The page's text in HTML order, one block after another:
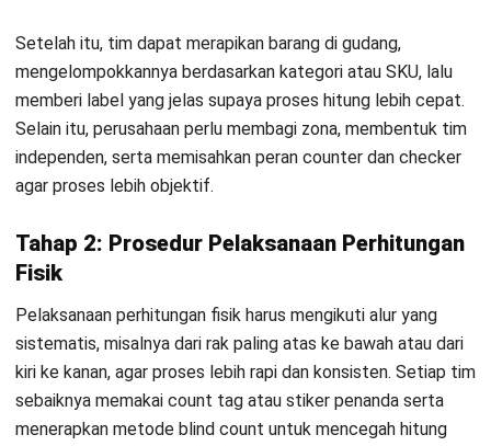
Banyak pebisnis masih bingung apa perbedaanperiodic
stock opname
metode Periodic Stock Opname dan Cycle Counting:
Cakupan perhitungan
Periodic stock opname menghitung seluruh persediaan
sekaligus pada satu waktu tertentu. Sementara itu,